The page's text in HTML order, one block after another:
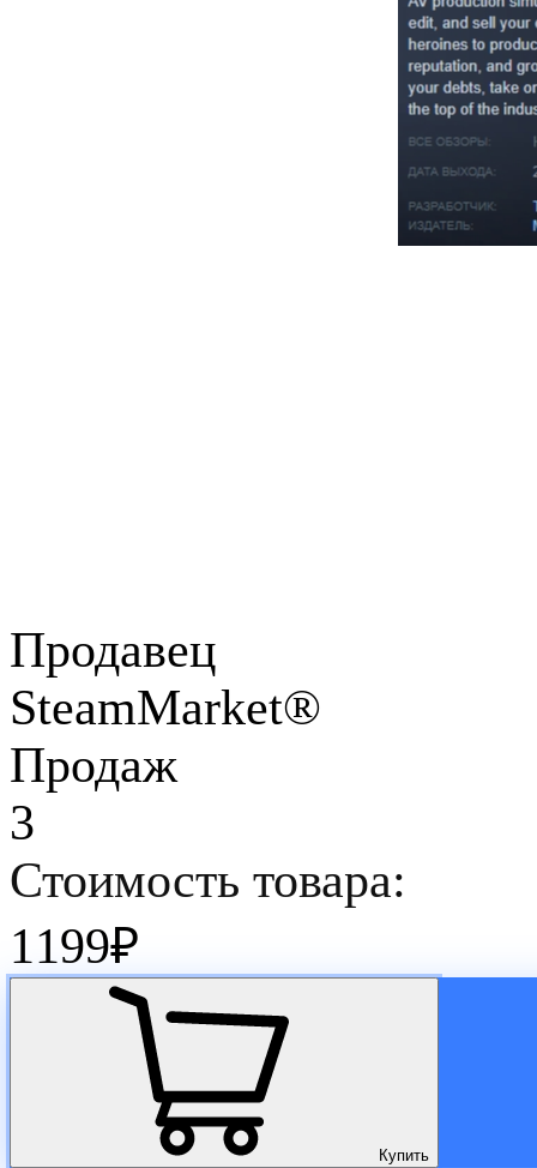
Продавец
SteamMarket®
Продаж
3
Стоимость товара:
1199₽
Купить